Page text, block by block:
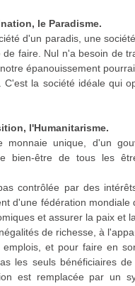
le Paradisme.
d'un paradis, une
faire. Nul n'a besoin de
épanouissement
C'est la société idéale qui
l'Humanitarisme.
unique, d'un
bien-être de tous les
contrôlée par des
d'une fédération mondiale
et assurer la paix et
de richesse, à
et pour faire en
les seuls bénéficiaires
est remplacée par un